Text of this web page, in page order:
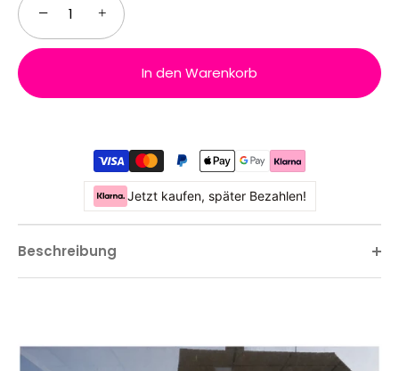
− +
In den Warenkorb
Jetzt kaufen, später Bezahlen!
Beschreibung